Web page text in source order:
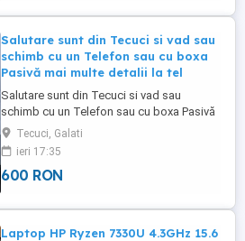
Salutare sunt din Tecuci si vad sau
schimb cu un Telefon sau cu boxa
Pasivă mai multe detalii la tel
Salutare sunt din Tecuci si vad sau
schimb cu un Telefon sau cu boxa Pasivă
mai multe detalii la telefon
Tecuci, Galati
ieri 17:35
600 RON
Laptop HP Ryzen 7330U 4.3GHz 15.6